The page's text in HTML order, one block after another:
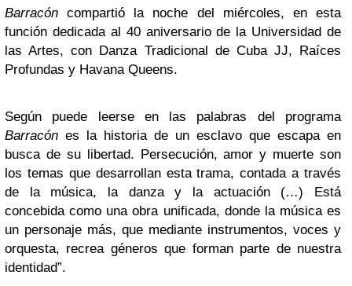
Barracóncompartió la noche del miércoles, en esta
función dedicada al 40 aniversario de la Universidad de
las Artes, con Danza Tradicional de Cuba JJ, Raíces
Profundas y Havana Queens.
Según puede leerse en las palabras del programa
Barracón es la historia de un esclavo que escapa en
busca de su libertad. Persecución, amor y muerte son
los temas que desarrollan esta trama, contada a través
de la música, la danza y la actuación (…) Está
concebida como una obra unificada, donde la música es
un personaje más, que mediante instrumentos, voces y
orquesta, recrea géneros que forman parte de nuestra
identidad”.